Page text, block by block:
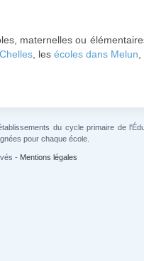
maternelles ou
, les écoles dans Melun
du cycle primaire de
pour chaque école.
- Mentions légales